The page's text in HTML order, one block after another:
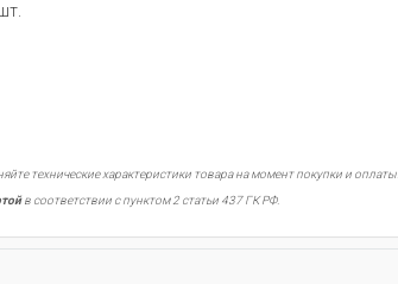
технические характеристики товара на момент покупки и оплаты.
в соответствии с пунктом 2 статьи 437 ГК РФ.